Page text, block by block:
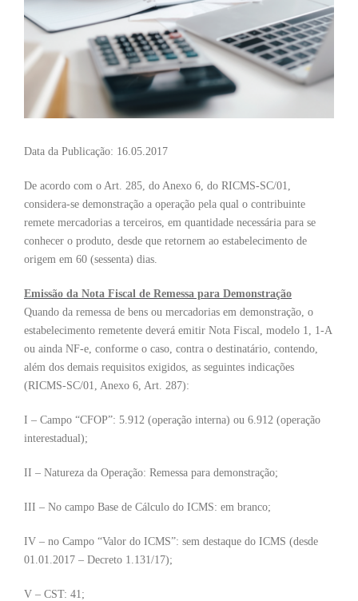
Data da Publicação: 16.05.2017
De acordo com o Art. 285, do Anexo 6, do RICMS-SC/01,
considera-se demonstração a operação pela qual o contribuinte
remete mercadorias a terceiros, em quantidade necessária para se
conhecer o produto, desde que retornem ao estabelecimento de
origem em 60 (sessenta) dias.
Emissão da Nota Fiscal de Remessa para Demonstração
Quando da remessa de bens ou mercadorias em demonstração, o
estabelecimento remetente deverá emitir Nota Fiscal, modelo 1, 1-A
ou ainda NF-e, conforme o caso, contra o destinatário, contendo,
além dos demais requisitos exigidos, as seguintes indicações
(RICMS-SC/01, Anexo 6, Art. 287):
I – Campo “CFOP”: 5.912 (operação interna) ou 6.912 (operação
interestadual);
II – Natureza da Operação: Remessa para demonstração;
III – No campo Base de Cálculo do ICMS: em branco;
IV – no Campo “Valor do ICMS”: sem destaque do ICMS (desde
01.01.2017 – Decreto 1.131/17);
V – CST: 41;